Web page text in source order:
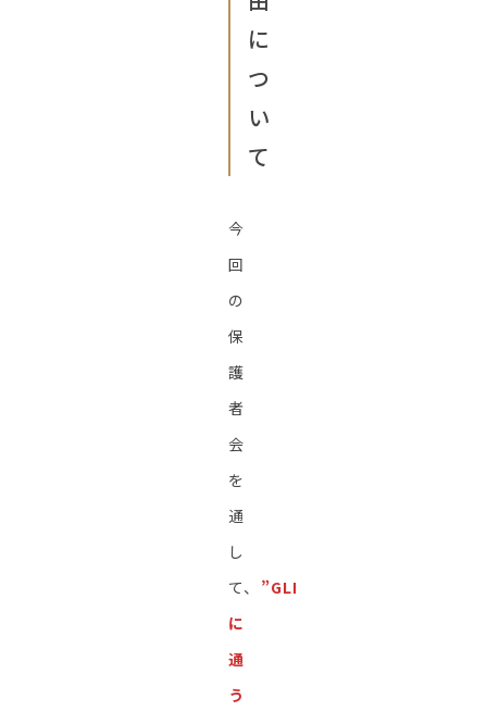
に
つ
い
て
今
回
の
保
護
者
会
を
通
し
て、 ”GLI
に
通
う